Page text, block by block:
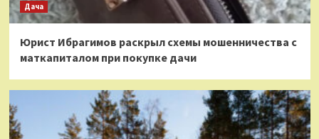
Дача
Юрист Ибрагимов раскрыл схемы мошенничества с
маткапиталом при покупке дачи